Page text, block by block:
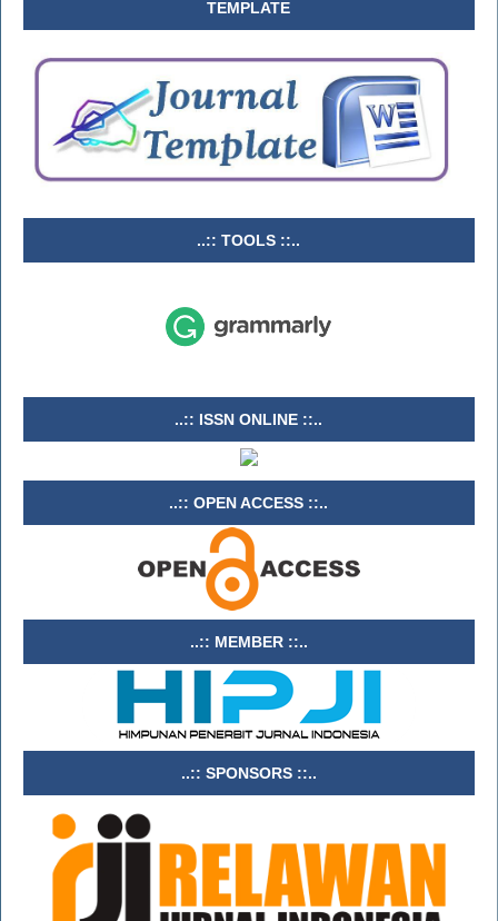
TEMPLATE
..:: TOOLS ::..
..:: ISSN ONLINE ::..
..:: OPEN ACCESS ::..
..:: MEMBER ::..
..:: SPONSORS ::..